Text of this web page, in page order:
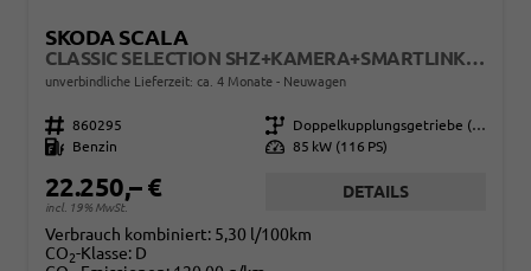
SKODA SCALA
CLASSIC SELECTION SHZ+KAMERA+SMARTLINK+LED+16" ALU
unverbindliche Lieferzeit: ca. 4 Monate Neuwagen
Fahrzeugnr. 860295 Getriebe
Doppelkupplungsgetriebe (DSG)
Kraftstoff
Benzin Leistung 85 kW (116 PS)
22.250,– €
incl. 19% MwSt.
DETAILS
Verbrauch kombiniert: 5,30 l/100km
CO2-Klasse: D